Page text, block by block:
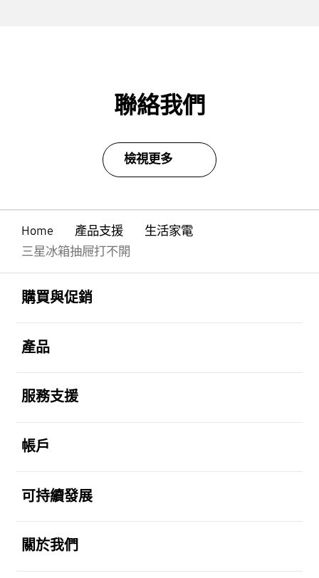
聯絡我們
檢視更多
Home 產品支援
生活家電
三星冰箱抽屜打不開
購買與促銷
產品
服務支援
帳戶
可持續發展
關於我們